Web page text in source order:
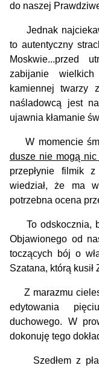
do naszej
Jednak
to autentyczny
Moskwie...przed
zabijanie
kamiennej twarzy
naśladowcą jest
ujawnia kłamanie
W momencie
dusze nie mogą nic
przepłynie filmik
wiedział, że ma
potrzebna ocena
To odskocznia,
Objawionego od
toczących bój o
Szatana, którą kusił
Z marazmu
edytowania
duchowego. W
dokonuję tego
Szedłem z